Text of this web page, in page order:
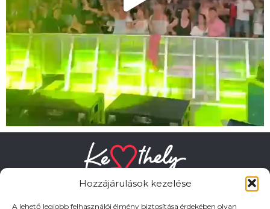
Hozzájárulások kezelése
A lehető legjobb felhasználói élmény biztosítása érdekében olyan